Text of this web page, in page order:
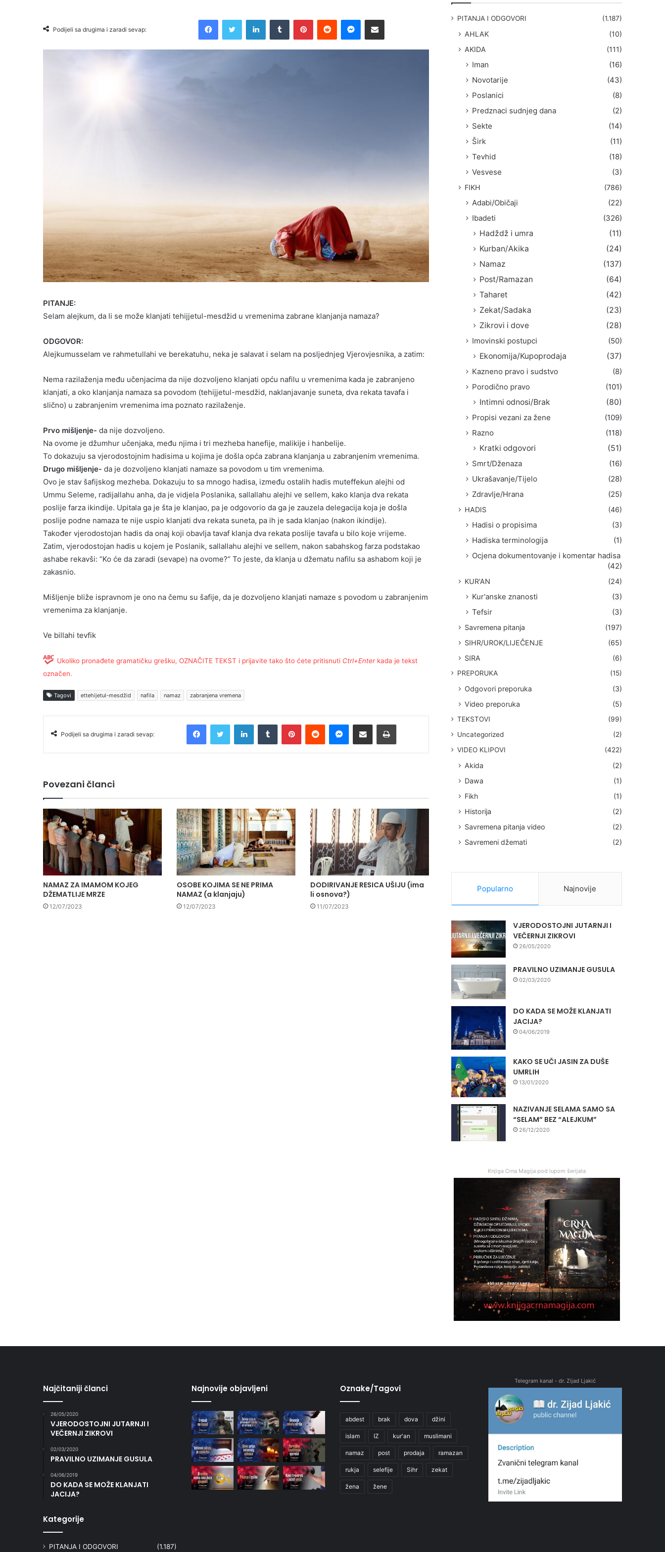
Podijeli sa drugima i zaradi sevap:
PITANJE:
Selam alejkum, da li se može klanjati tehijjetul-mesdžid u vremenima zabrane klanjanja namaza?
ODGOVOR:
Alejkumusselam ve rahmetullahi ve berekatuhu, neka je salavat i selam na posljednjeg Vjerovjesnika, a zatim:
Nema razilaženja među učenjacima da nije dozvoljeno klanjati opću nafilu u vremenima kada je zabranjeno
klanjati, a oko klanjanja namaza sa povodom (tehijjetul-mesdžid, naklanjavanje suneta, dva rekata tavafa i
slično) u zabranjenim vremenima ima poznato razilaženje.
Prvo mišljenje- da nije dozvoljeno.
Na ovome je džumhur učenjaka, među njima i tri mezheba hanefije, malikije i hanbelije.
To dokazuju sa vjerodostojnim hadisima u kojima je došla opća zabrana klanjanja u zabranjenim vremenima.
Drugo mišljenje- da je dozvoljeno klanjati namaze sa povodom u tim vremenima.
Ovo je stav šafijskog mezheba. Dokazuju to sa mnogo hadisa, između ostalih hadis muteffekun alejhi od
Ummu Seleme, radijallahu anha, da je vidjela Poslanika, sallallahu alejhi ve sellem, kako klanja dva rekata
poslije farza ikindije. Upitala ga je šta je klanjao, pa je odgovorio da ga je zauzela delegacija koja je došla
poslije podne namaza te nije uspio klanjati dva rekata suneta, pa ih je sada klanjao (nakon ikindije).
Također vjerodostojan hadis da onaj koji obavlja tavaf klanja dva rekata poslije tavafa u bilo koje vrijeme.
Zatim, vjerodostojan hadis u kojem je Poslanik, sallallahu alejhi ve sellem, nakon sabahskog farza podstakao
ashabe rekavši: “Ko će da zaradi (sevape) na ovome?” To jeste, da klanja u džematu nafilu sa ashabom koji je
zakasnio.
Mišljenje bliže ispravnom je ono na čemu su šafije, da je dozvoljeno klanjati namaze s povodom u zabranjenim
vremenima za klanjanje.
Ve billahi tevfik
Ukoliko pronađete gramatičku grešku, OZNAČITE TEKST i prijavite tako što ćete pritisnuti Ctrl+Enterkada je tekst
označen.
Tagovi ettehijetul-mesdžid nafila namaz zabranjena vremena
Podijeli sa drugima i zaradi sevap:
Povezani članci
NAMAZ ZA IMAMOM KOJEG
DŽEMATLIJE MRZE
12/07/2023
OSOBE KOJIMA SE NE PRIMA
NAMAZ (a klanjaju)
12/07/2023
DODIRIVANJE RESICA UŠIJU (ima
li osnova?)
11/07/2023
PITANJA I ODGOVORI (1.187)
AHLAK
(10)
AKIDA
(111)
Iman
(16)
Novotarije
(43)
Poslanici
(8)
Predznaci sudnjeg dana
(2)
Sekte
(14)
Širk
(11)
Tevhid
(18)
Vesvese
(3)
FIKH (786)
Adabi/Običaji
(22)
Ibadeti
(326)
Hadždž i umra
(11)
Kurban/Akika
(24)
Namaz
(137)
Post/Ramazan
(64)
Taharet
(42)
Zekat/Sadaka
(23)
Zikrovi i dove
(28)
Imovinski postupci
(50)
Ekonomija/Kupoprodaja
(37)
Kazneno pravo i sudstvo
(8)
Porodično pravo
(101)
Intimni odnosi/Brak
(80)
Propisi vezani za žene
(109)
Razno
(118)
Kratki odgovori
(51)
Smrt/Dženaza
(16)
Ukrašavanje/Tijelo
(28)
Zdravlje/Hrana
(25)
HADIS (46)
Hadisi o propisima
(3)
Hadiska terminologija
(1)
Ocjena dokumentovanje i komentar hadisa
(42)
KUR'AN (24)
Kur'anske znanosti
(3)
Tefsir
(3)
Savremena pitanja
(197)
SIHR/UROK/LIJEČENJE
(65)
SIRA
(6)
PREPORUKA (15)
Odgovori preporuka
(3)
Video preporuka
(5)
TEKSTOVI
(99)
Uncategorized
(2)
VIDEO KLIPOVI
(422)
Akida
(2)
Dawa
(1)
Fikh
(1)
Historija
(2)
Savremena pitanja video
(2)
Savremeni džemati
(2)
Popularno Najnovije
VJERODOSTOJNI JUTARNJI I
VEČERNJI ZIKROVI
26/05/2020
PRAVILNO UZIMANJE GUSULA
02/03/2020
DO KADA SE MOŽE KLANJATI
JACIJA?
04/06/2019
KAKO SE UČI JASIN ZA DUŠE
UMRLIH
13/01/2020
NAZIVANJE SELAMA SAMO SA
“SELAM” BEZ “ALEJKUM”
26/12/2020
Knjiga Crna Magija pod lupom šerijata
Najčitaniji članci
26/05/2020
VJERODOSTOJNI JUTARNJI I
VEČERNJI ZIKROVI
02/03/2020
PRAVILNO UZIMANJE GUSULA
04/06/2019
DO KADA SE MOŽE KLANJATI
JACIJA?
Kategorije
PITANJA I ODGOVORI (1.187)
Najnovije objavljeni Oznake/Tagovi
abdest brak dova džini
islam IZ kur'an muslimani
namaz post prodaja ramazan
rukja selefije Sihr zekat
žena žene
Telegram kanal - dr. Zijad Ljakić